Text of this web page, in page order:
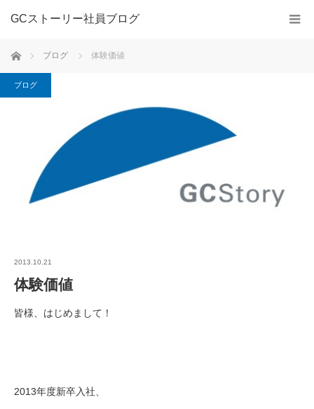
GCストーリー社員ブログ
ホーム ブログ 体験価値
ブログ
2013.10.21
体験価値
皆様、はじめまして！
2013年度新卒入社、